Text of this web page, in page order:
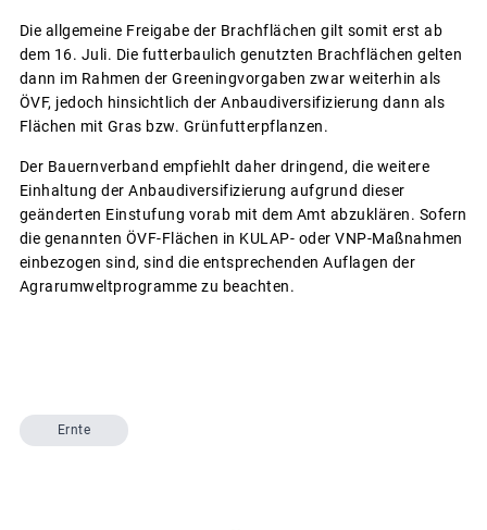
Die allgemeine Freigabe der Brachflächen gilt somit erst ab
dem 16. Juli. Die futterbaulich genutzten Brachflächen gelten
dann im Rahmen der Greeningvorgaben zwar weiterhin als
ÖVF, jedoch hinsichtlich der Anbaudiversifizierung dann als
Flächen mit Gras bzw. Grünfutterpflanzen.
Der Bauernverband empfiehlt daher dringend, die weitere
Einhaltung der Anbaudiversifizierung aufgrund dieser
geänderten Einstufung vorab mit dem Amt abzuklären. Sofern
die genannten ÖVF-Flächen in KULAP- oder VNP-Maßnahmen
einbezogen sind, sind die entsprechenden Auflagen der
Agrarumweltprogramme zu beachten.
Ernte